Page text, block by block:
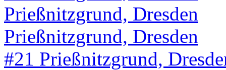
Prießnitzgrund, Dresden
Prießnitzgrund, Dresden
#21 Prießnitzgrund,